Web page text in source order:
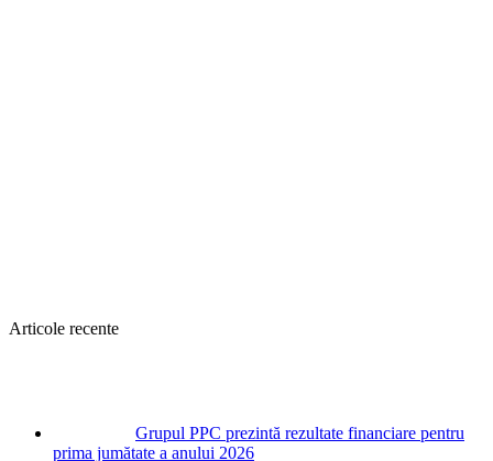
Articole recente
Grupul PPC prezintă rezultate financiare pentru
prima jumătate a anului 2026